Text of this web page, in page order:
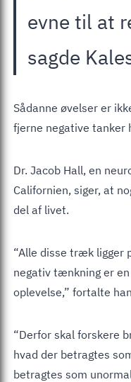
evne til at
sagde
Sådanne øvelser er
fjerne negative tanker
Dr. Jacob Hall, en
Californien, siger, at
del af livet.
“Alle disse træk ligger
negativ tænkning er
oplevelse,” fortalte
“Derfor skal forskere
hvad der betragtes
betragtes som